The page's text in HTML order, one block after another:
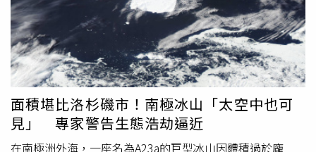
在我們家門口。」華特表示，她當下便聯繫當地警方。隔
日，NASA研究人員開著卡車與拖車抵達現場，將設備回
收。不過在此之前，華特與家人早已搶拍數張現場照片與影
片，記錄這場難得奇景。稍後，NASA哥倫比亞科學氣球中
心（Columbia Scientific Balloon Facility）聯繫華特，說明
該裝置原本搭載在無人高空氣球上，從新墨西哥州薩姆納堡
（Fort Sumner）發射升空，預定執行高空科研任務，主要
用於觀測恆星、星系與黑洞等深空目標。中心人員指出，這
類高空氣球常升至超過20英里（約32公里）高度，用於模
面積堪比洛杉磯市！南極冰山「太空中也可
見」 專家警告生態浩劫逼近
在南極洲外海，一座名為A23a的巨型冰山因體積過於龐